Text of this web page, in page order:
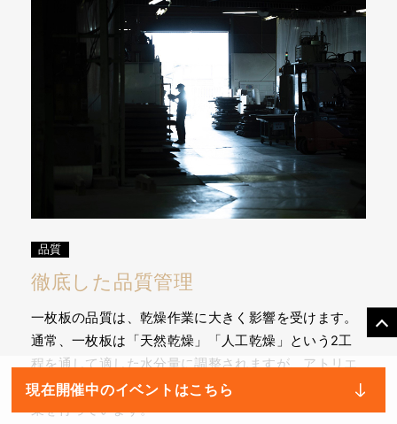
品質
徹底した品質管理
一枚板の品質は、乾燥作業に大きく影響を受けます。
通常、一枚板は「天然乾燥」「人工乾燥」という2工
程を通して適した水分量に調整されますが、アトリエ
木馬では「高周波プレス機」を用いて3工程の乾燥作
業を行っています。
現在開催中のイベントはこちら